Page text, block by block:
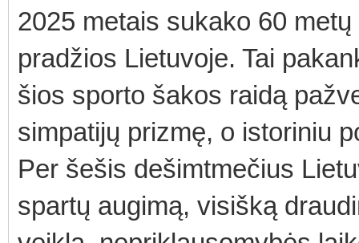
2025 metais sukako 60
pradžios Lietuvoje. Tai
šios sporto šakos raidą
simpatijų prizmę, o istoriniu
Per šešis dešimtmečius
spartų augimą, visišką